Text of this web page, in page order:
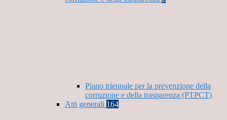
Piano triennale per la prevenzione della
corruzione e della trasparenza (PTPCT)
Atti generali 164